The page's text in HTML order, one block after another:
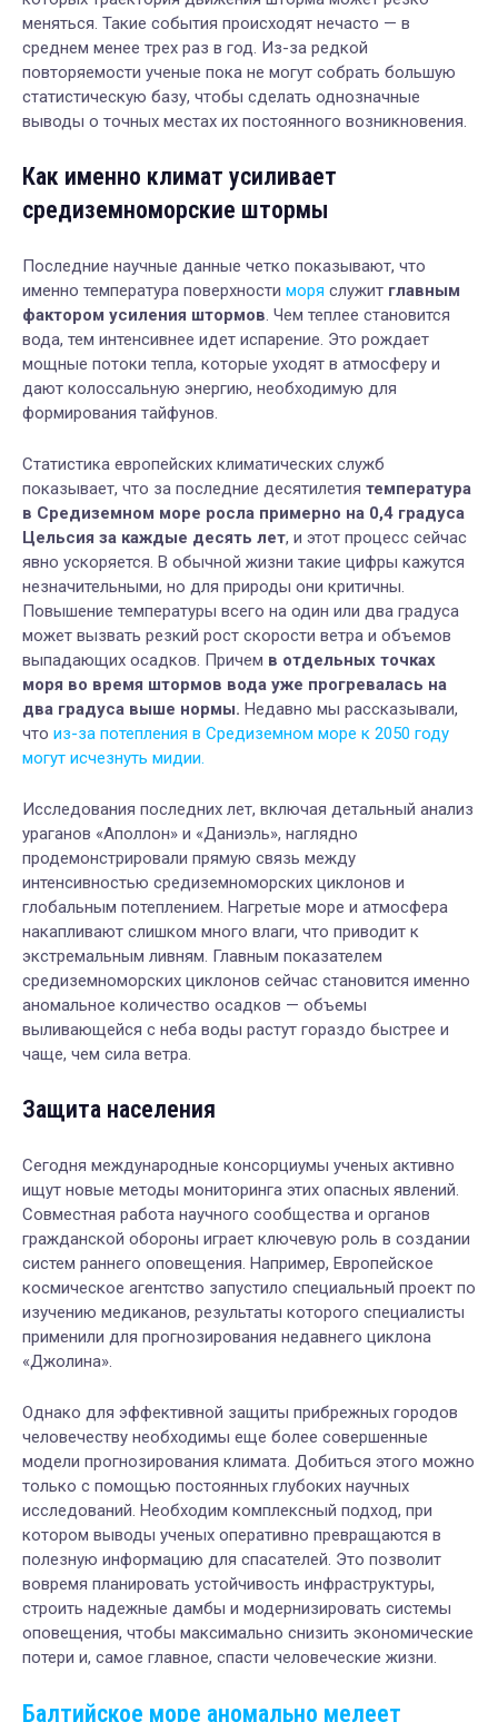
меняться. Такие события происходят нечасто — в
среднем менее трех раз в год. Из-за редкой
повторяемости ученые пока не могут собрать большую
статистическую базу, чтобы сделать однозначные
выводы о точных местах их постоянного возникновения.
Как именно климат усиливает
средиземноморские штормы
Последние научные данные четко показывают, что
именно температура поверхности моря служит главным
фактором усиления штормов. Чем теплее становится
вода, тем интенсивнее идет испарение. Это рождает
мощные потоки тепла, которые уходят в атмосферу и
дают колоссальную энергию, необходимую для
формирования тайфунов.
Статистика европейских климатических служб
показывает, что за последние десятилетия температура
в Средиземном море росла примерно на 0,4 градуса
Цельсия за каждые десять лет, и этот процесс сейчас
явно ускоряется. В обычной жизни такие цифры кажутся
незначительными, но для природы они критичны.
Повышение температуры всего на один или два градуса
может вызвать резкий рост скорости ветра и объемов
выпадающих осадков. Причем в отдельных точках
моря во время штормов вода уже прогревалась на
два градуса выше нормы. Недавно мы рассказывали,
что из-за потепления в Средиземном море к 2050 году
могут исчезнуть мидии.
Исследования последних лет, включая детальный анализ
ураганов «Аполлон» и «Даниэль», наглядно
продемонстрировали прямую связь между
интенсивностью средиземноморских циклонов и
глобальным потеплением. Нагретые море и атмосфера
накапливают слишком много влаги, что приводит к
экстремальным ливням. Главным показателем
средиземноморских циклонов сейчас становится именно
аномальное количество осадков — объемы
выливающейся с неба воды растут гораздо быстрее и
чаще, чем сила ветра.
Защита населения
Сегодня международные консорциумы ученых активно
ищут новые методы мониторинга этих опасных явлений.
Совместная работа научного сообщества и органов
гражданской обороны играет ключевую роль в создании
систем раннего оповещения. Например, Европейское
космическое агентство запустило специальный проект по
изучению медиканов, результаты которого специалисты
применили для прогнозирования недавнего циклона
«Джолина».
Однако для эффективной защиты прибрежных городов
человечеству необходимы еще более совершенные
модели прогнозирования климата. Добиться этого можно
только с помощью постоянных глубоких научных
исследований. Необходим комплексный подход, при
котором выводы ученых оперативно превращаются в
полезную информацию для спасателей. Это позволит
вовремя планировать устойчивость инфраструктуры,
строить надежные дамбы и модернизировать системы
оповещения, чтобы максимально снизить экономические
потери и, самое главное, спасти человеческие жизни.
Балтийское море аномально мелеет